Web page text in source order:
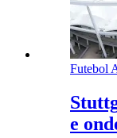
Futebol
e